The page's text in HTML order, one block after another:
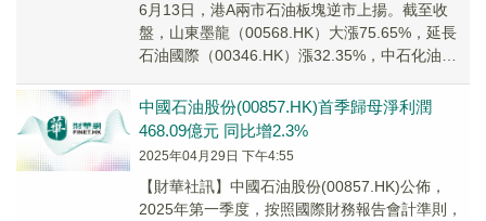
6月13日，港A兩市石油板塊逆市上揚。截至收
盤，山東墨龍（00568.HK）大漲75.65%，延長
石油國際（00346.HK）漲32.35%，中石化油服
中國石油股份(00857.HK)首季歸母淨利潤
468.09億元 同比增2.3%
2025年04月29日 下午4:55
【財華社訊】中國石油股份(00857.HK)公佈，
2025年第一季度，按照國際財務報告會計準則，